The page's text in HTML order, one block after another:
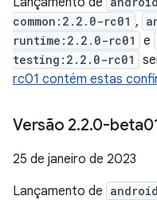
common:2.2.0-rc01 ,
runtime:2.2.0-rc01
e
testing:2.2.0-rc01
rc01 contém estas
Versão 2.2.0-
25 de janeiro de 2023
Lançamento de